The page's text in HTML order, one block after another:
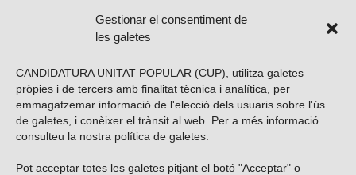
Gestionar el consentiment de
les galetes
CANDIDATURA UNITAT POPULAR (CUP), utilitza galetes
pròpies i de tercers amb finalitat tècnica i analítica, per
emmagatzemar informació de l'elecció dels usuaris sobre l'ús
de galetes, i conèixer el trànsit al web. Per a més informació
consulteu la nostra política de galetes
Pot acceptar totes les galetes pitjant el botó "Acceptar" o